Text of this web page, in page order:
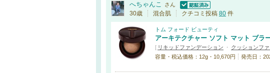
へちゃんこ
さん
認証済
30歳 混合肌 クチコミ投稿 80 件
トム フォード ビューティ
アーキテクチャー ソフト マット ブラ
[ リキッドファンデーション ・ クッションフ
容量・税込価格：12g・10,670円
発売日：